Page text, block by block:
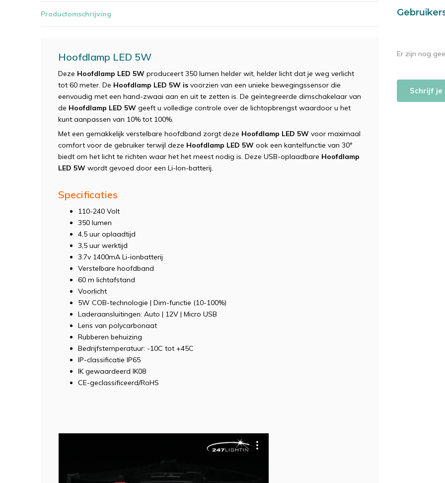
Productomschrijving
Hoofdlamp LED 5W
Deze Hoofdlamp LED 5W produceert 350 lumen helder wit, helder licht dat je weg verlicht
tot 60 meter. De Hoofdlamp LED 5W is voorzien van een unieke bewegingssensor die
eenvoudig met een hand-zwaai aan en uit te zetten is. De geïntegreerde dimschakelaar van
de Hoofdlamp LED 5W geeft u volledige controle over de lichtopbrengst waardoor u het
kunt aanpassen van 10% tot 100%.
Met een gemakkelijk verstelbare hoofdband zorgt deze Hoofdlamp LED 5W voor maximaal
comfort voor de gebruiker terwijl deze Hoofdlamp LED 5W ook een kantelfunctie van 30°
biedt om het licht te richten waar het het meest nodig is. Deze USB-oplaadbare Hoofdlamp
LED 5W wordt gevoed door een Li-Ion-batterij.
Specificaties
110-240 Volt
350 lumen
4,5 uur oplaadtijd
3,5 uur werktijd
3.7v 1400mA Li-ionbatterij
Verstelbare hoofdband
60 m lichtafstand
Voorlicht
5W COB-technologie | Dim-functie (10-100%)
Laderaansluitingen: Auto | 12V | Micro USB
Lens van polycarbonaat
Rubberen behuizing
Bedrijfstemperatuur: -10C tot +45C
IP-classificatie IP65
IK gewaardeerd IK08
CE-geclassificeerd/RoHS
Er zijn nog
Schrijf